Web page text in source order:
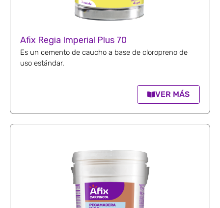
Afix Regia Imperial Plus 70
Es un cemento de caucho a base de cloropreno de
uso estándar.
VER MÁS